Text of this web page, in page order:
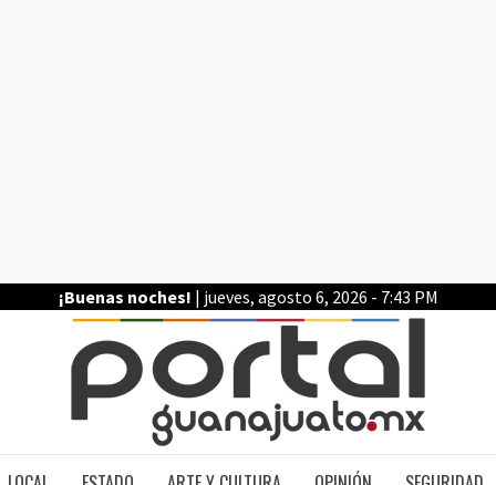
¡Buenas noches! | jueves, agosto 6, 2026 - 7:43 PM